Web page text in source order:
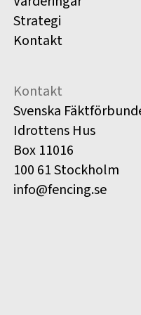
Strategi
Kontakt
Kontakt
Svenska
Idrottens Hus
Box 11016
100 61 Stockholm
info@fencing.se